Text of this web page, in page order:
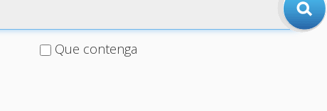
Que contenga